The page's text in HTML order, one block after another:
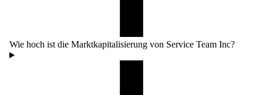
Wie hoch ist die Marktkapitalisierung von Service Team Inc?